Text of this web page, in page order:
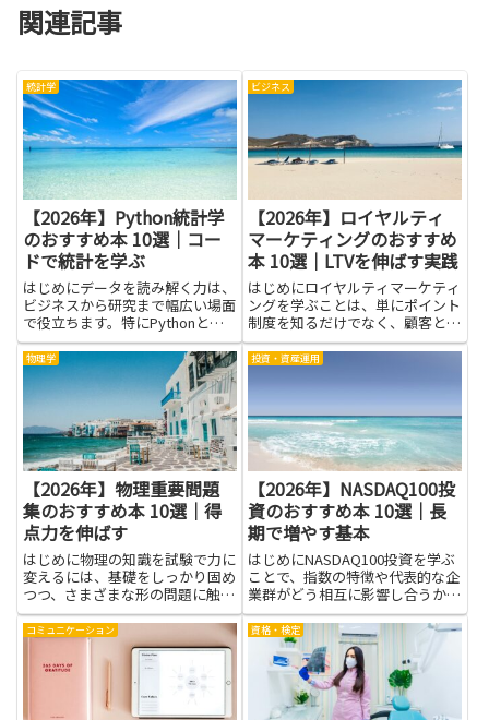
関連記事
統計学
【2026年】Python統計学
のおすすめ本 10選｜コー
ドで統計を学ぶ
はじめにデータを読み解く力は、
ビジネスから研究まで幅広い場面
で役立ちます。特にPythonと統
計学を組み合わせると、手元のデ
ータから傾向をつかみ、仮説を検
証するまでの道のりが短くなりま
す。コードで統計を学ぶというテ
ーマは、抽象的な理論だけで...
ビジネス
【2026年】ロイヤルティ
マーケティングのおすすめ
本 10選｜LTVを伸ばす実践
はじめにロイヤルティマーケティ
ングを学ぶことは、単にポイント
制度を知るだけでなく、顧客との
長期的な関係構築に必要な考え方
と具体的な手法を身につける近道
理解すれば、顧客の行動データを
物理学
【2026年】物理重要問題
集のおすすめ本 10選｜得
点力を伸ばす
はじめに物理の知識を試験で力に
変えるには、基礎をしっかり固め
つつ、さまざまな形の問題に触れ
て解法の型を増やすことが近道で
す。この記事で伝えるのは、物理
重要問題集の中から、解説が分か
りやすく、同じテーマの問題がま
とまっている本の魅力です。難
投資・資産運用
【2026年】NASDAQ100投
資のおすすめ本 10選｜長
期で増やす基本
はじめにNASDAQ100投資を学ぶ
ことで、指数の特徴や代表的な企
業群がどう相互に影響し合うかが
理解できます。基礎を押さえる
と、値動きの背景が読みやすくな
り、長期で増やす基本に沿った運
用がしやすくなります。本から得
られる知識は、投資判断の根...
コミュニケーション 資格・検定